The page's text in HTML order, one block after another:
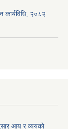
कार्यविधि, २०८२
आय र व्ययको